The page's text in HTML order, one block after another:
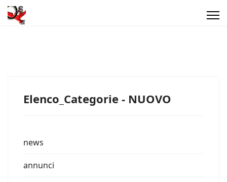
Elenco_Categorie - NUOVO
news
annunci